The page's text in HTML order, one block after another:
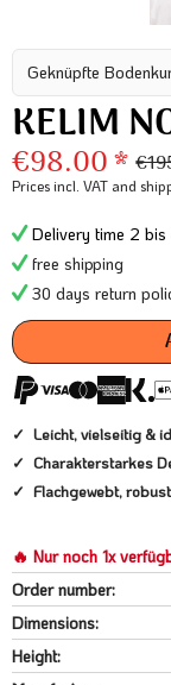
Geknüpfte
KELIM
€98.00 *
Prices incl. VAT and
Delivery time 2 bis
free shipping
30 days return
Leicht, vielseitig &
Charakterstarkes
Flachgewebt,
🔥 Nur noch 1x
Order number:
Dimensions:
Height: